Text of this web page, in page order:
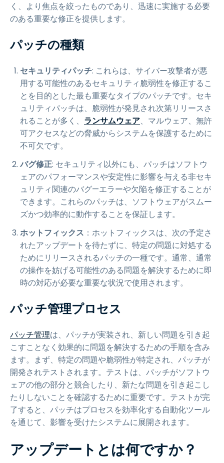
く、より焦点を絞ったものであり、迅速に実施する必要
のある重要な修正を提供します。
パッチの種類
セキュリティパッチ: これらは、サイバー攻撃者が悪
用する可能性のあるセキュリティ脆弱性を修正するこ
とを目的とした最も重要なタイプのパッチです。セキ
ュリティパッチは、脆弱性が発見され次第リリースさ
れることが多く、 ランサムウェア、マルウェア、無許
可アクセスなどの脅威からシステムを保護するために
不可欠です。
バグ修正: セキュリティ以外にも、パッチはソフトウ
ェアのパフォーマンスや安定性に影響を与える非セキ
ュリティ関連のバグ—エラーや欠陥を修正することが
できます。これらのパッチは、ソフトウェアがスムー
ズかつ効率的に動作することを保証します。
ホットフィックス ：ホットフィックスは、次の予定さ
れたアップデートを待たずに、特定の問題に対処する
ためにリリースされるパッチの一種です。通常、通常
の操作を妨げる可能性のある問題を解決するために即
時の対応が必要な重要な状況で使用されます。
パッチ管理プロセス
パッチ管理は、パッチが実装され、新しい問題を引き起
こすことなく効果的に問題を解決するための手順を含み
ます。まず、特定の問題や脆弱性が特定され、パッチが
開発されテストされます。テストは、パッチがソフトウ
ェアの他の部分と競合したり、新たな問題を引き起こし
たりしないことを確認するために重要です。テストが完
了すると、パッチはプロセスを効率化する自動化ツール
を通じて、影響を受けたシステムに展開されます。
アップデートとは何ですか？